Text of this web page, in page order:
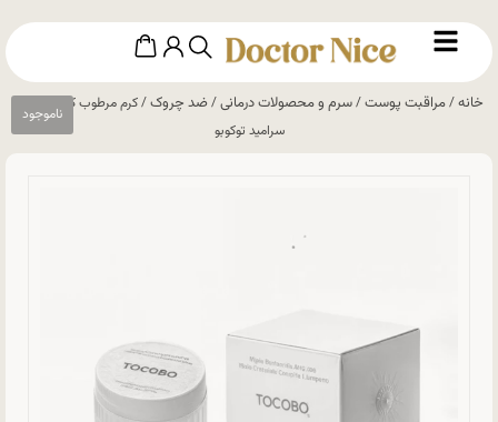
خانه/مراقبت پوست/سرم و محصولات درمانی/ضد چروک/ کرم مرطوب کننده مولتی
سرامید توکوبو